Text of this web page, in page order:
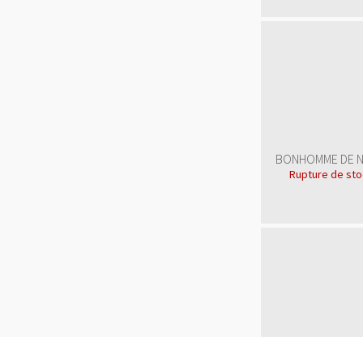
BONHOMME DE
Rupture de